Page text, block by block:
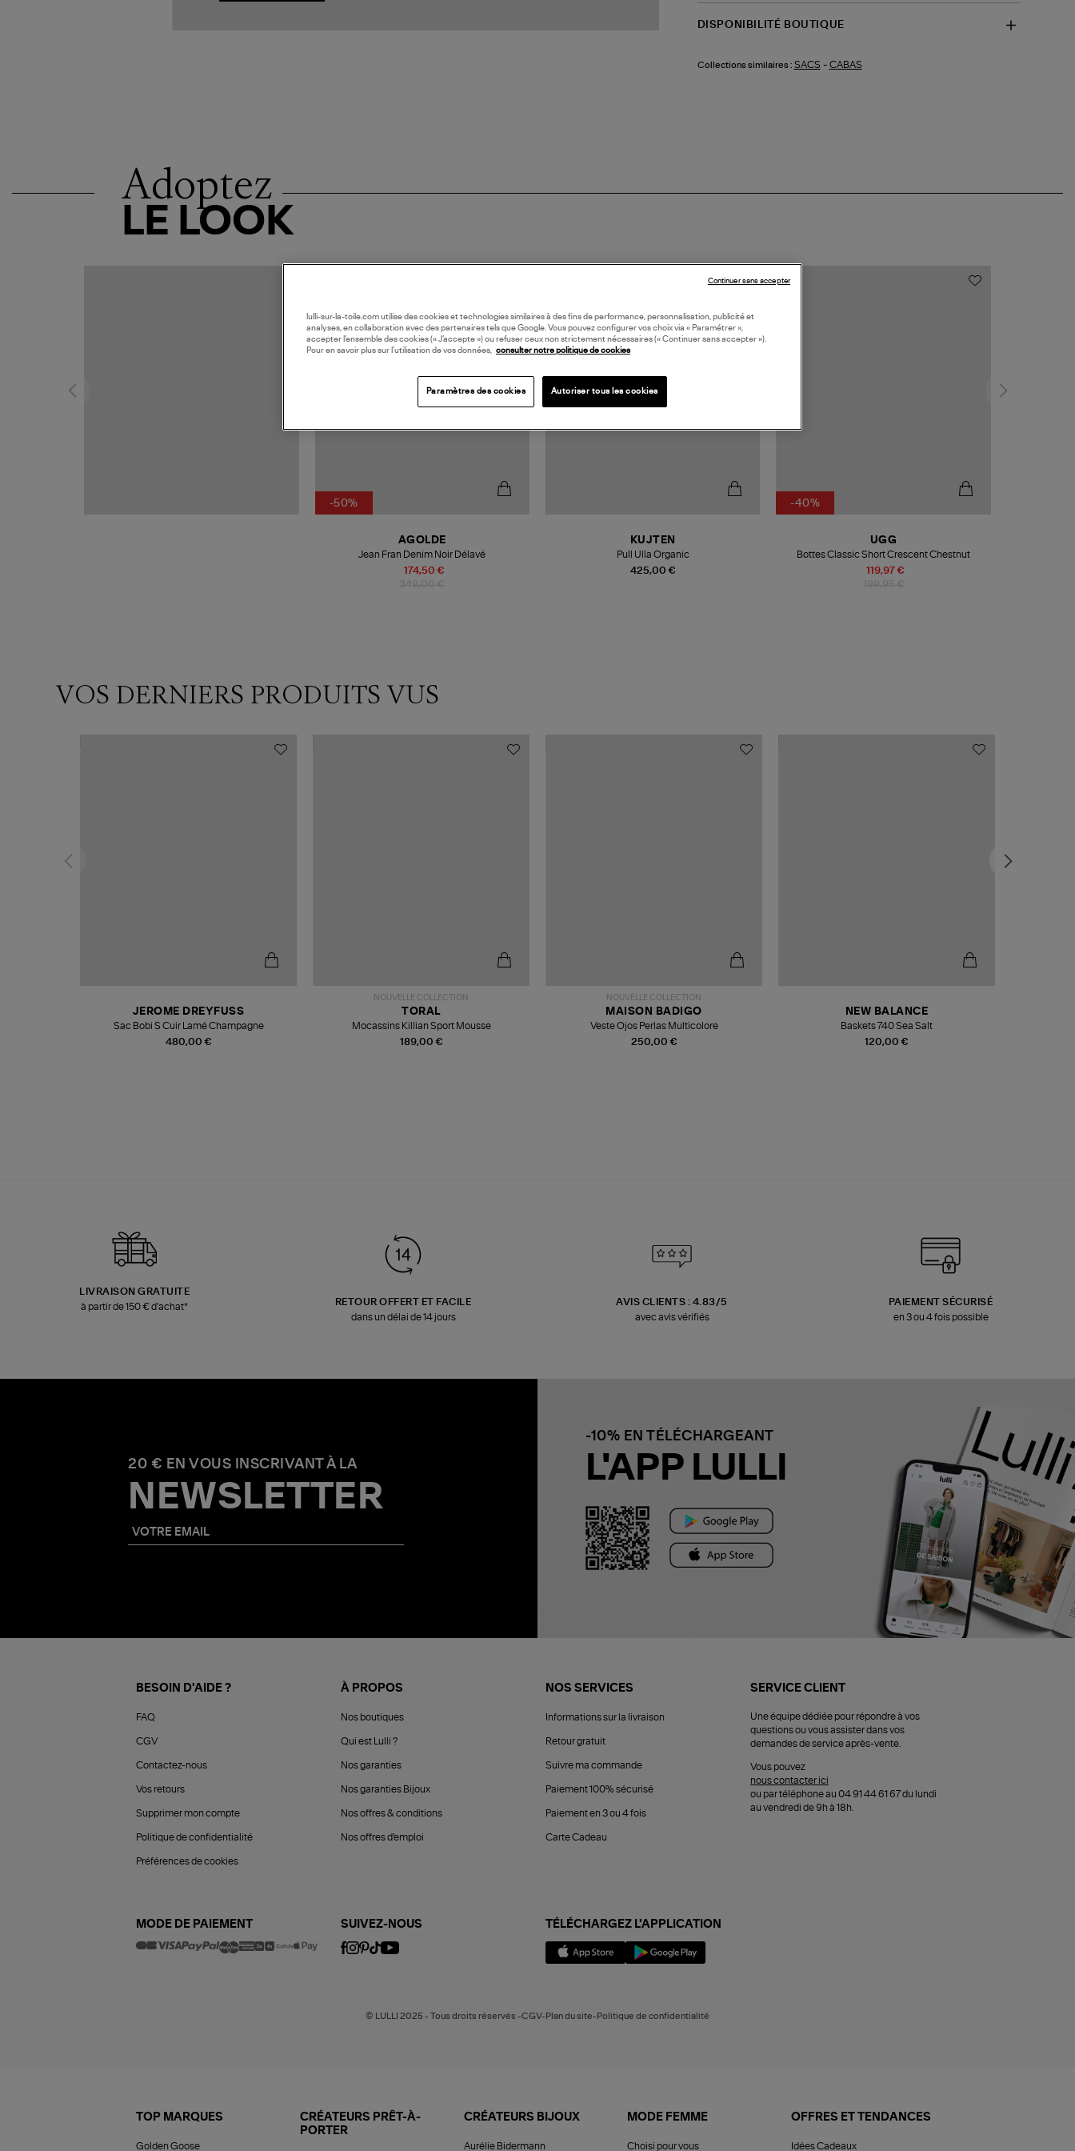
DISPONIBILITÉ BOUTIQUE
Collections similaires : SACS - CABAS
Adoptez
LE LOOK
-50%
174,50 €
AGOLDE
Jean Fran Denim Noir Délavé
425,00 €
KUJTEN
Pull Ulla Organic
-40%
119,97 €
UGG
Bottes Classic Short Crescent Chestnut
VOS DERNIERS PRODUITS VUS
480,00 €
JEROME DREYFUSS
Sac Bobi S Cuir Lamé Champagne
NOUVELLE COLLECTION
189,00 €
TORAL
Mocassins Killian Sport Mousse
NOUVELLE COLLECTION
250,00 €
MAISON BADIGO
Veste Ojos Perlas Multicolore
120,00 €
NEW BALANCE
Baskets 740 Sea Salt
LIVRAISON GRATUITE
à partir de 150 € d'achat*
RETOUR OFFERT ET FACILE
dans un délai de 14 jours
AVIS CLIENTS : 4.83/5
avec avis vérifiés
PAIEMENT SÉCURISÉ
en 3 ou 4 fois possible
20 € EN VOUS INSCRIVANT À LA
NEWSLETTER
-10% EN TÉLÉCHARGEANT
L'APP LULLI
BESOIN D'AIDE ?
FAQ
CGV
Contactez-nous
Vos retours
Supprimer mon compte
Politique de confidentialité
Préférences de cookies
À PROPOS
Nos boutiques
Qui est Lulli ?
Nos garanties
Nos garanties Bijoux
Nos offres & conditions
Nos offres d'emploi
NOS SERVICES
Informations sur la livraison
Retour gratuit
Suivre ma commande
Paiement 100% sécurisé
Paiement en 3 ou 4 fois
Carte Cadeau
SERVICE CLIENT
Une équipe dédiée pour répondre à vos
questions ou vous assister dans vos
demandes de service après-vente.
Vous pouvez
nous contacter ici
ou par téléphone au 04 91 44 61 67 du lundi
au vendredi de 9h à 18h.
MODE DE PAIEMENT SUIVEZ-NOUS TÉLÉCHARGEZ L'APPLICATION
© LULLI 2025 - Tous droits réservés -CGV-Plan du site-Politique de confidentialité
TOP MARQUES
Golden Goose
CRÉATEURS PRÊT-À-
PORTER
CRÉATEURS BIJOUX
Aurélie Bidermann
MODE FEMME
Choisi pour vous
OFFRES ET TENDANCES
Idées Cadeaux
lulli-sur-la-toile.com utilise des cookies et technologies similaires à des fins de performance, personnalisation, publicité et
analyses, en collaboration avec des partenaires tels que Google. Vous pouvez configurer vos choix via « Paramétrer »,
accepter l’ensemble des cookies (« J’accepte ») ou refuser ceux non strictement nécessaires (« Continuer sans accepter »).
Pour en savoir plus sur l’utilisation de vos données, consulter notre politique de cookies
Paramètres des cookies Autoriser tous les cookies
Continuer sans accepter